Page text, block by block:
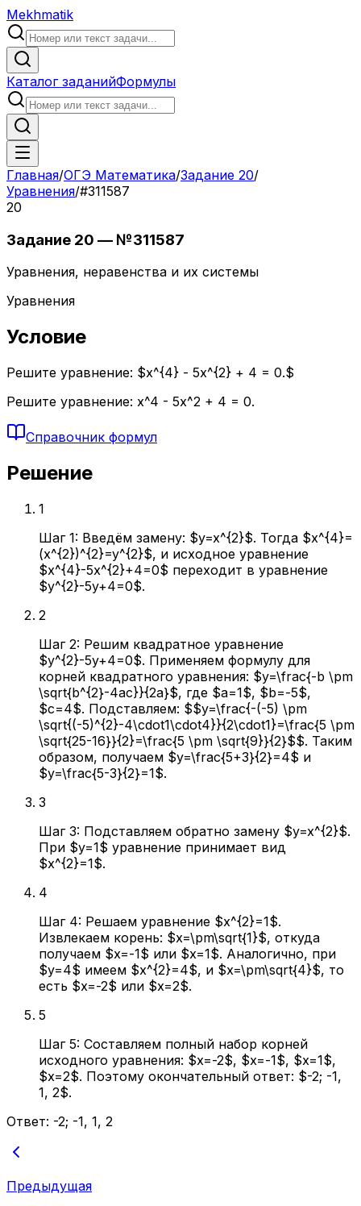
Mekhmatik
Каталог заданийФормулы
Главная/ОГЭ Математика/Задание 20/
Уравнения/#311587
20
Задание 20 — №311587
Уравнения, неравенства и их системы
Уравнения
Условие
Решите уравнение: $x^{4} - 5x^{2} + 4 = 0.$
Решите уравнение: x^4 - 5x^2 + 4 = 0.
Справочник формул
Решение
1
Шаг 1: Введём замену: $y=x^{2}$. Тогда $x^{4}=
(x^{2})^{2}=y^{2}$, и исходное уравнение
$x^{4}-5x^{2}+4=0$ переходит в уравнение
$y^{2}-5y+4=0$.
2
Шаг 2: Решим квадратное уравнение
$y^{2}-5y+4=0$. Применяем формулу для
корней квадратного уравнения: $y=\frac{-b \pm
\sqrt{b^{2}-4ac}}{2a}$, где $a=1$, $b=-5$,
$c=4$. Подставляем: $$y=\frac{-(-5) \pm
\sqrt{(-5)^{2}-4\cdot1\cdot4}}{2\cdot1}=\frac{5 \pm
\sqrt{25-16}}{2}=\frac{5 \pm \sqrt{9}}{2}$$. Таким
образом, получаем $y=\frac{5+3}{2}=4$ и
$y=\frac{5-3}{2}=1$.
3
Шаг 3: Подставляем обратно замену $y=x^{2}$.
При $y=1$ уравнение принимает вид
$x^{2}=1$.
4
Шаг 4: Решаем уравнение $x^{2}=1$.
Извлекаем корень: $x=\pm\sqrt{1}$, откуда
получаем $x=-1$ или $x=1$. Аналогично, при
$y=4$ имеем $x^{2}=4$, и $x=\pm\sqrt{4}$, то
есть $x=-2$ или $x=2$.
5
Шаг 5: Составляем полный набор корней
исходного уравнения: $x=-2$, $x=-1$, $x=1$,
$x=2$. Поэтому окончательный ответ: $-2; -1,
1, 2$.
Ответ: -2; -1, 1, 2
Предыдущая